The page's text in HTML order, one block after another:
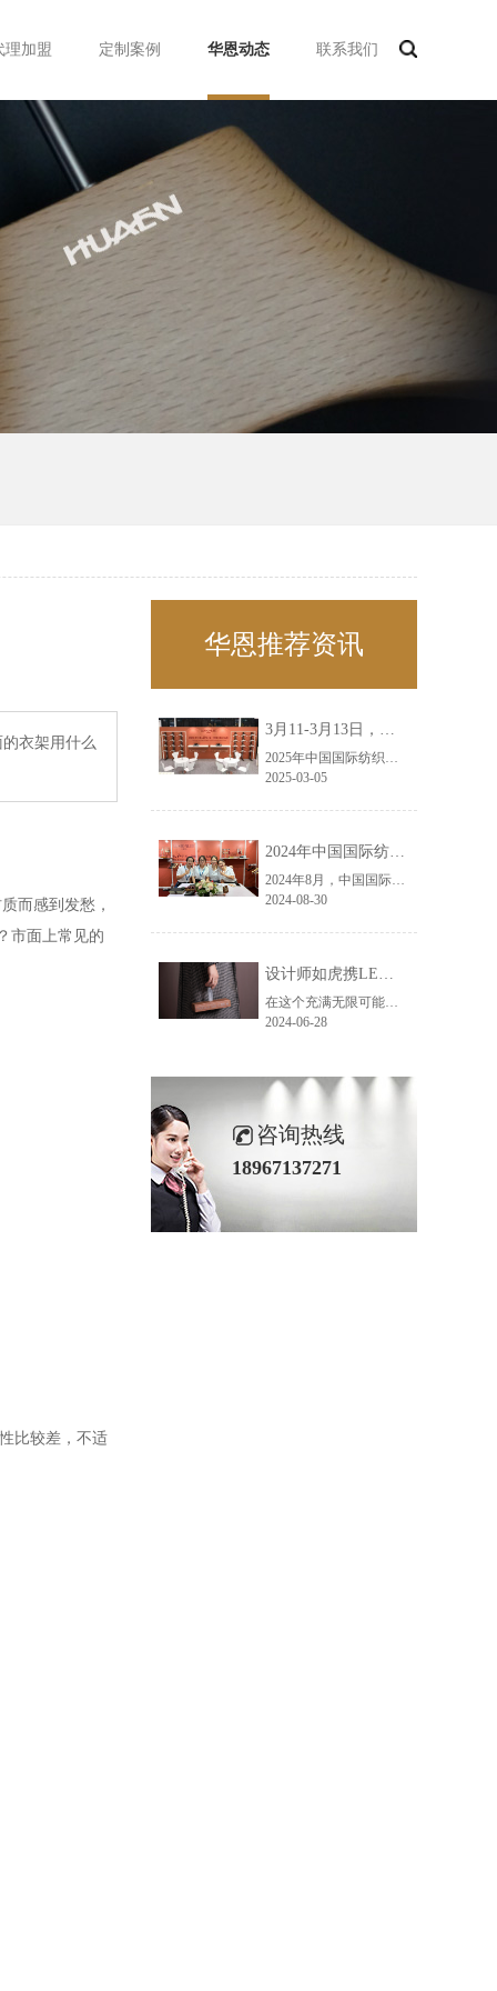
理加盟 定制案例 华恩动态 联系我们
衣架用什么
而感到发愁，
市面上常见的
比较差，不适
华恩推荐资讯
3月11-3月13日，华恩诚邀您共赴上海面辅料春夏展——华恩
2025年中国国际纺织面料及辅料（春夏）博览会即将盛大开启！感谢您对华恩品牌的关注！3.11-3.13，杭州华恩（LEMONLEE）诚邀您共赴这场春日的宴会！
2025-03-05
2024年中国国际纺织面料及辅料（秋冬）博览会完美收官！——华恩
2024年8月，中国国际纺织面料及辅料（秋冬）博览会完美收官！作为一家拥有30年历史的专业衣架制造商，我们非常荣幸能够参与这一盛会，并在此期间与众多客户进行了广泛而深入的交流。
2024-08-30
设计师如虎携LEMONLEE红雪松礼盒荣获第六届未来·已来香港新锐当代设计奖铜奖
在这个充满无限可能的2024年夏季，LEMONLEE品牌设计师如虎以其非凡的创意与对自然的深刻理解，精心打造的红雪松木球礼盒，在“2024未来·已来——第六届香港新锐当代设计奖”中摘得铜奖。这不仅是对设计师如虎原创设计能力的嘉奖，更是对LEMONLEE品牌的高度认可。
2024-06-28
咨询热线
18967137271